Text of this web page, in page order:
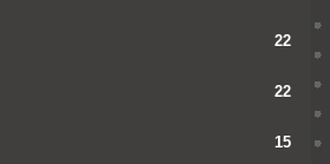
22
22
15